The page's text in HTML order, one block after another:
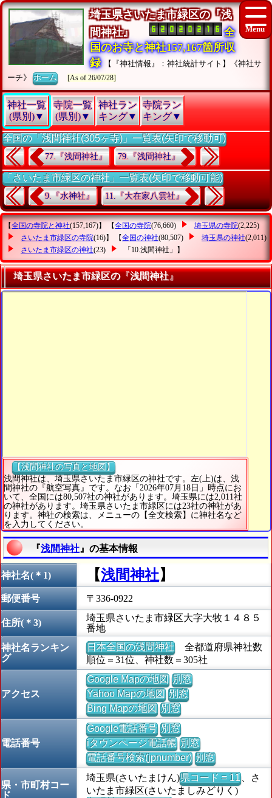
埼玉県さいたま市緑区の『浅
間神社』
全
国のお寺と神社157,167箇所収
録
【『神社情報』：神社統計サイト】《神社サ
ーチ》ホーム [As of 26/07/28]
神社一覧
(県別)▼
寺院一覧
(県別)▼
神社ラン
キング▼
寺院ラン
キング▼
全国の「浅間神社(305ヶ寺)」一覧表(矢印で移動可)
77.『浅間神社』 79.『浅間神社』
「さいたま市緑区の神社」一覧表(矢印で移動可能)
9.『水神社』 11.『大在家八雲社』
【全国の寺院と神社(157,167)】 【全国の寺院(76,660) 埼玉県の寺院(2,225)
さいたま市緑区の寺院(16)】 【全国の神社(80,507) 埼玉県の神社(2,011)
さいたま市緑区の神社(23) 「10.浅間神社」 】
埼玉県さいたま市緑区の『浅間神社』
【浅間神社の写真と地図】
浅間神社は、埼玉県さいたま市緑区の神社です。左(上)は、浅
間神社の『航空写真』です。なお「2026年07月18日」時点にお
いて、全国には80,507社の神社があります。埼玉県には2,011社
の神社があります。埼玉県さいたま市緑区には23社の神社があ
ります。神社の検索は、メニューの【全文検索】に神社名など
を入力してください。
『浅間神社 』の基本情報
神社名(＊1) 【浅間神社】
郵便番号 〒336-0922
住所(＊3)
埼玉県さいたま市緑区大字大牧１４８５
番地
神社名ランキン
グ
日本全国の浅間神社全都道府県神社数
順位＝31位、神社数＝305社
アクセス
Google Mapの地図 別窓
Yahoo Mapの地図 別窓
Bing Mapの地図 別窓
電話番号
Google電話番号 別窓
iタウンページ電話帳 別窓
電話番号検索(jpnumber) 別窓
県・市町村コー
ド
埼玉県(さいたまけん)県コード = 11、さ
いたま市緑区(さいたましみどりく)